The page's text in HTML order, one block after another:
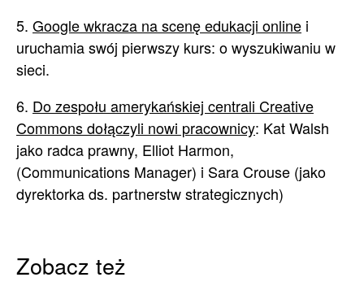
5. Google wkracza na scenę edukacji online i
uruchamia swój pierwszy kurs: o wyszukiwaniu w
sieci.
6. Do zespołu amerykańskiej centrali Creative
Commons dołączyli nowi pracownicy: Kat Walsh
jako radca prawny, Elliot Harmon,
(Communications Manager) i Sara Crouse (jako
dyrektorka ds. partnerstw strategicznych)
Zobacz też